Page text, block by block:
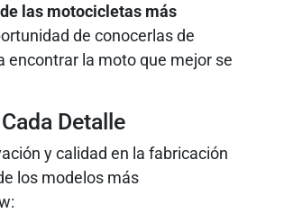
las motocicletas más
de conocerlas de
encontrar la moto que mejor se
Detalle
y calidad en la fabricación
los modelos más